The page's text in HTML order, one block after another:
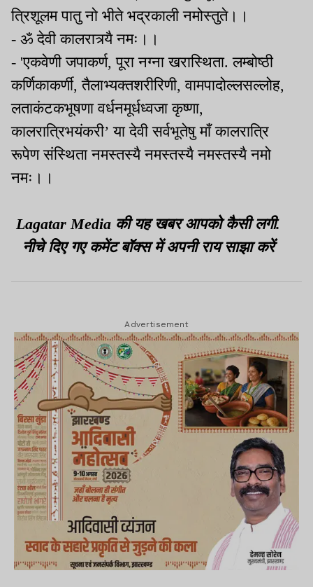
त्रिशूलम पातु नो भीते भद्रकाली नमोस्तुते।।
- ॐ देवी कालरात्र्यै नमः।।
- 'एकवेणी जपाकर्ण, पूरा नग्ना खरास्थिता. लम्बोष्ठी
कर्णिकाकर्णी, तैलाभ्यक्तशरीरिणी, वामपादोल्लसल्लोह,
लताकंटकभूषणा वर्धनमूर्धध्वजा कृष्णा,
कालरात्रिभयंकरी’ या देवी सर्वभूतेषु माँ कालरात्रि
रूपेण संस्थिता नमस्तस्यै नमस्तस्यै नमस्तस्यै नमो
नमः।।
Lagatar Media की यह खबर आपको कैसी लगी.
नीचे दिए गए कमेंट बॉक्स में अपनी राय साझा करें
Advertisement